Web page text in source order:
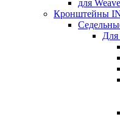
для
Кронштейны